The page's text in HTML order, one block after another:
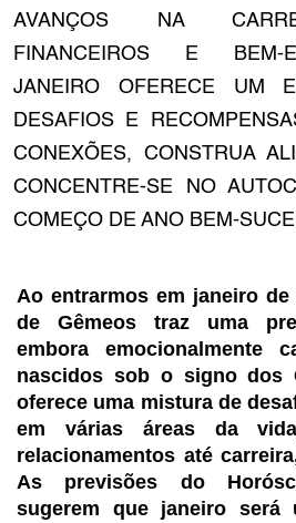
AVANÇOS NA
FINANCEIROS E BEM-
JANEIRO OFERECE UM
DESAFIOS E
CONEXÕES, CONSTRUA
CONCENTRE-SE NO
COMEÇO DE ANO BEM-
Ao entrarmos em janeiro
de Gêmeos traz uma
embora emocionalmente
nascidos sob o signo dos
oferece uma mistura de
em várias áreas da
relacionamentos até
As previsões do
sugerem que janeiro será